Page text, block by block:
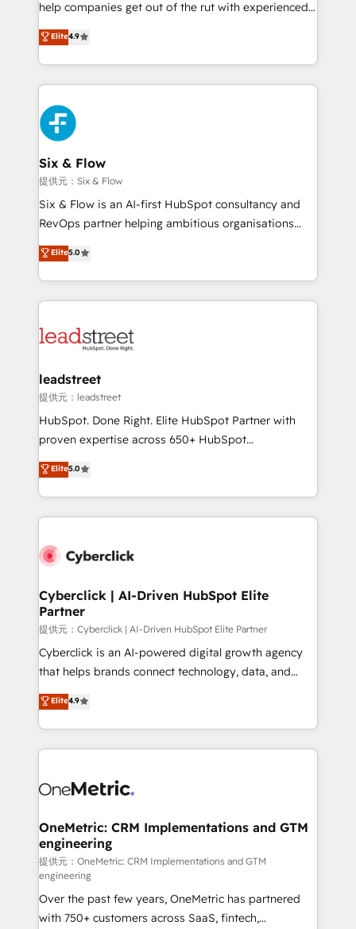
partners who will embed ourselves into your
business, processes and systems 🏢 We specialise in
working with mid-market and enterprise
organisations, global organisations and those with
complex use cases 🏆 CRM Implementation,
Platform Enablement, Custom Integration and
Onboarding Accredited 🔐 ISO27001 & ISO9001
Certified
help companies get out of the rut with experienced,
process-oriented teams implementing HubSpot
Marketing, Sales, Service, CMS and Operations Hub,
so selling and actually engaging with your customers
feels easy and pain-free. We are a top ranked
HubSpot Elite Partner, winner of Rookie of the Year
and Customer First Awards, 4.9/5 rating in HubSpot
Reviews and 4.9/5 rating in Clutch Reviews. Digifianz
helps the following industries: logistics & 3PL, home
improvement & construction, branding and
commercialization, real estate, health, education,
SaaS, Software Dev & IT and consulting, make the
the United States, EU, UAE, Mexico and Latin
America. From casual user to super fan: make
Elite4.9
Six & Flow
提供元：Six & Flow
Six & Flow is an AI-first HubSpot consultancy and
RevOps partner helping ambitious organisations
grow with clarity, confidence, and intelligence.
Operating across the UK, Netherlands, Ireland, and
Canada, we’ve delivered thousands of successful
HubSpot projects for mid-market and enterprise
combine HubSpot, data, and AI to design connected
and technology for predictable, scalable revenue
growth. Our expertise spans RevOps, CRM and data
architecture, AI enablement, and strategic marketing,
delivered through our proprietary FLAIR framework
Partner and ISO 27001:2022 certified consultancy,
we blend strategy, creativity, and technology to help
Elite5.0
leadstreet
提供元：leadstreet
HubSpot. Done Right. Elite HubSpot Partner with
proven expertise across 650+ HubSpot
implementations. With 12+ years of HubSpot
experience, we help you use the HubSpot platform
to its fullest capacity, improve your current HubSpot
website, or build your new one.
Elite5.0
Cyberclick | AI-Driven HubSpot Elite
Partner
提供元：Cyberclick | AI-Driven HubSpot Elite Partner
Cyberclick is an AI-powered digital growth agency
that helps brands connect technology, data, and
creativity to achieve measurable results. Founded in
Barcelona and operating across Spain, LATAM, and
the UK, we support global companies in building
smarter marketing, sales, and customer success
Iberia (Spain & Portugal), we combine human insight
growth. Our multidisciplinary team designs solutions
that simplify complexity, boost performance, and
turn innovation into real impact. 🌍 Highlights •
HubSpot Partner since 2012 • 2022 EMEA Impact
Award: Best Integration • 150+ successful HubSpot
projects • Clients in 30+ industries • Proprietary
Elite4.9
OneMetric: CRM Implementations and GTM
engineering
提供元：OneMetric: CRM Implementations and GTM
engineering
Over the past few years, OneMetric has partnered
with 750+ customers across SaaS, fintech,